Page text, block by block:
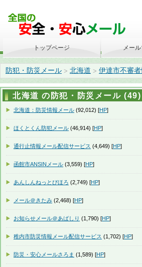
防犯・防災メール > 北海道 > 伊達市不審
トップページ メー
北海道 の防犯・防災メール (49)
北海道：防災情報メール (92,012) [HP]
ほくとくん防犯メール (46,914) [HP]
通行止情報メール配信サービス (4,649) [HP]
函館市ANSINメール (3,559) [HP]
あんしんねっとびほろ (2,749) [HP]
メール＠きたみ (2,468) [HP]
お知らせメール＠あばしり (1,790) [HP]
稚内市防災情報メール配信サービス (1,702) [HP]
防災・安心メールさろま (1,589) [HP]